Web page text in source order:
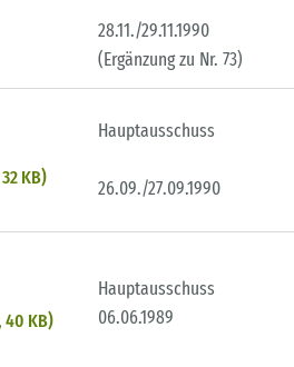
28.11./29.11.1990
(Ergänzung zu Nr. 73)
KB)
Hauptausschuss
26.09./27.09.1990
40 KB)
Hauptausschuss
06.06.1989